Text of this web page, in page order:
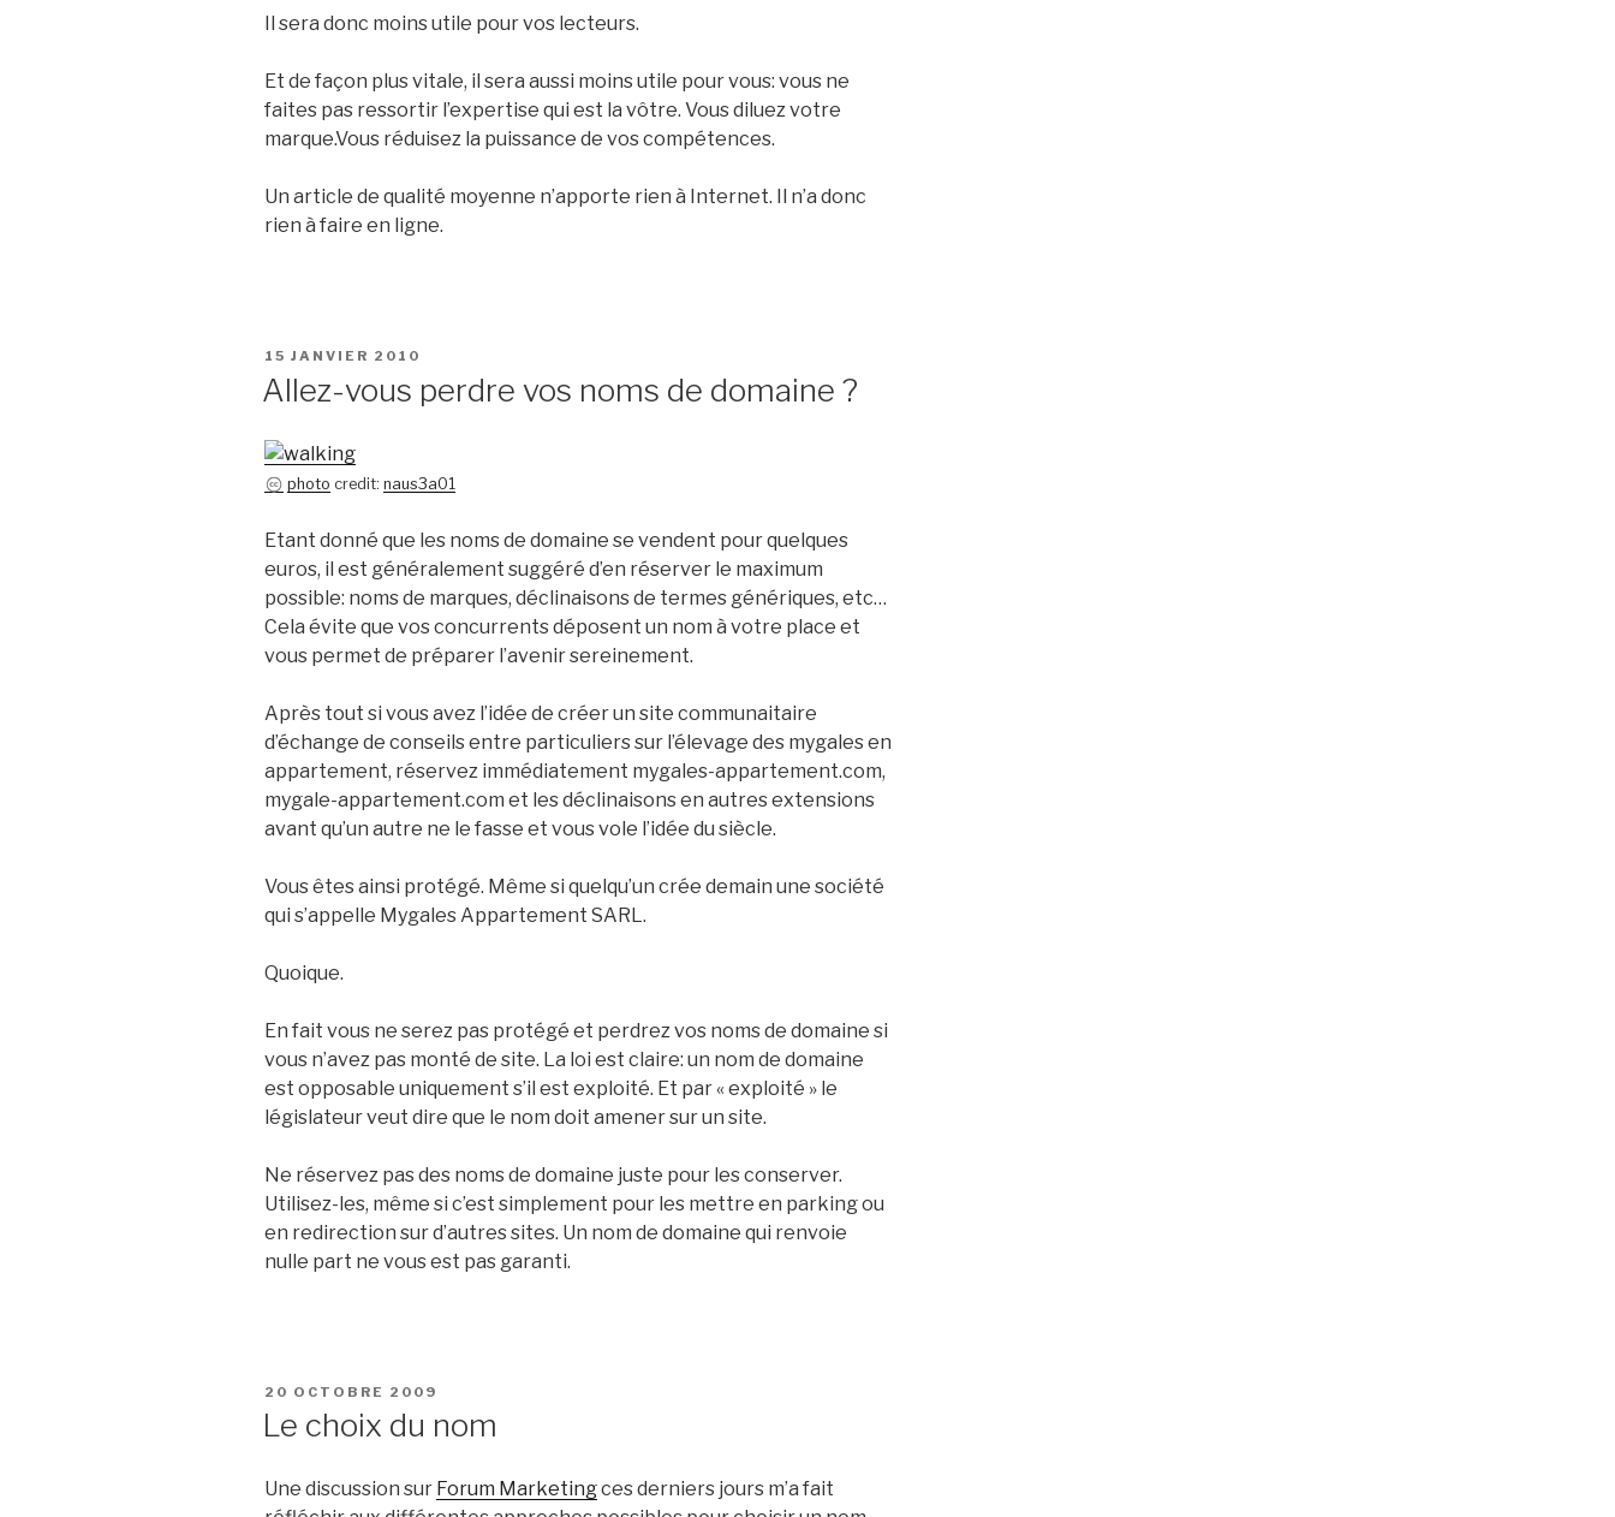
Il sera donc moins utile pour vos lecteurs.
Et de façon plus vitale, il sera aussi moins utile pour vous: vous ne
faites pas ressortir l’expertise qui est la vôtre. Vous diluez votre
marque.Vous réduisez la puissance de vos compétences.
Un article de qualité moyenne n’apporte rien à Internet. Il n’a donc
rien à faire en ligne.
PUBLIÉ
15 JANVIER 2010
Allez-vous perdre vos noms de domaine ?
photo credit: naus3a01
Etant donné que les noms de domaine se vendent pour quelques
euros, il est généralement suggéré d’en réserver le maximum
possible: noms de marques, déclinaisons de termes génériques, etc…
Cela évite que vos concurrents déposent un nom à votre place et
vous permet de préparer l’avenir sereinement.
Après tout si vous avez l’idée de créer un site communaitaire
d’échange de conseils entre particuliers sur l’élevage des mygales en
appartement, réservez immédiatement mygales-appartement.com,
mygale-appartement.com et les déclinaisons en autres extensions
avant qu’un autre ne le fasse et vous vole l’idée du siècle.
Vous êtes ainsi protégé. Même si quelqu’un crée demain une société
qui s’appelle Mygales Appartement SARL.
Quoique.
En fait vous ne serez pas protégé et perdrez vos noms de domaine si
vous n’avez pas monté de site. La loi est claire: un nom de domaine
est opposable uniquement s’il est exploité. Et par « exploité » le
législateur veut dire que le nom doit amener sur un site.
Ne réservez pas des noms de domaine juste pour les conserver.
Utilisez-les, même si c’est simplement pour les mettre en parking ou
en redirection sur d’autres sites. Un nom de domaine qui renvoie
nulle part ne vous est pas garanti.
PUBLIÉ
20 OCTOBRE 2009
Le choix du nom
Une discussion sur Forum Marketingces derniers jours m’a fait